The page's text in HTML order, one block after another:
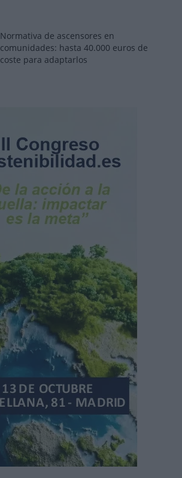
Normativa de ascensores en
comunidades: hasta 40.000 euros de
coste para adaptarlos